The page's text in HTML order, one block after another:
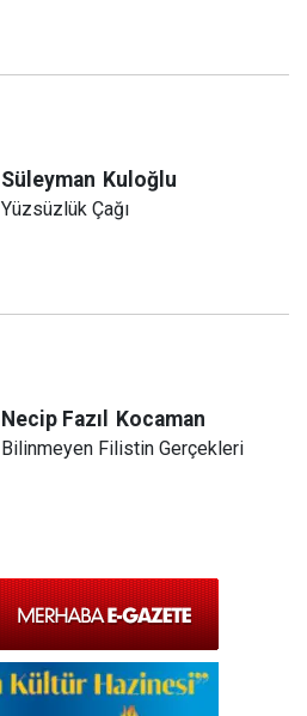
Süleyman Kuloğlu
Yüzsüzlük Çağı
Necip Fazıl Kocaman
Bilinmeyen Filistin Gerçekleri